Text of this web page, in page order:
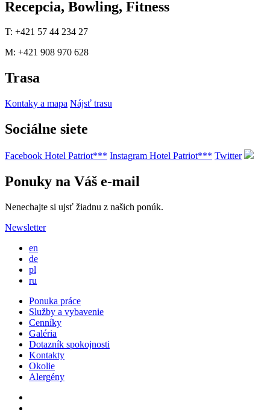
Recepcia, Bowling, Fitness
T: +421 57 44 234 27
M: +421 908 970 628
Trasa
Kontaky a mapa Nájsť trasu
Sociálne siete
Facebook Hotel Patriot*** Instagram Hotel Patriot*** Twitter
Ponuky na Váš e-mail
Nenechajte si ujsť žiadnu z našich ponúk.
Newsletter
en
de
pl
ru
Ponuka práce
Služby a vybavenie
Cenníky
Galéria
Dotazník spokojnosti
Kontakty
Okolie
Alergény